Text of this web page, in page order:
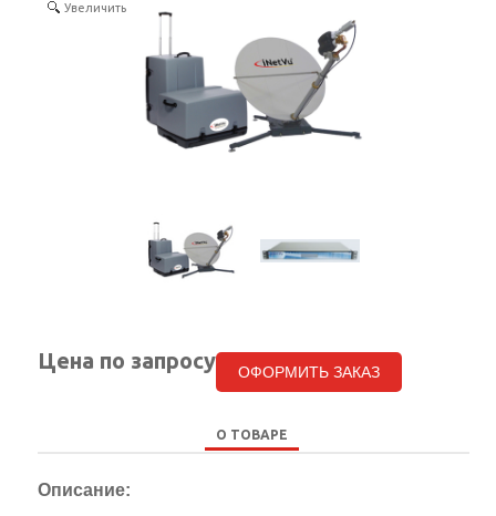
SELECT LANGUAGE ▼
Увеличить
Цена по запросу ОФОРМИТЬ ЗАКАЗ
О ТОВАРЕ
Описание: